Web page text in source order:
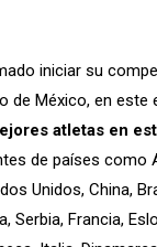
iniciar su
de México, en este
atletas en
de países como
Unidos, China,
Serbia, Francia,